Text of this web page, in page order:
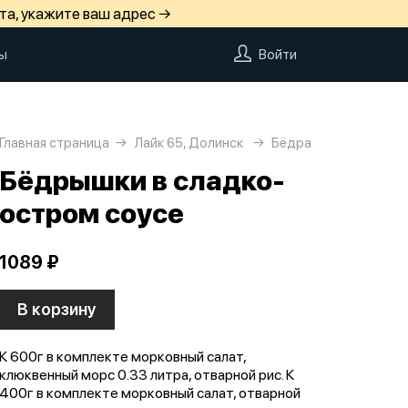
укажите ваш адрес →
Войти
Главная страница Лайк 65, Долинск Бёдра
Бёдрышки в сладко-
остром соусе
1089 ₽
В корзину
К 600г в комплекте морковный салат,
клюквенный морс 0.33 литра, отварной рис. К
400г в комплекте морковный салат, отварной